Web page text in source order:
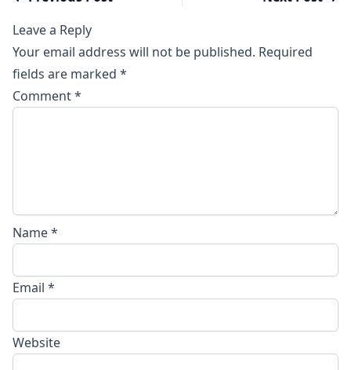
Leave a Reply
Your email address will not be published. Required
fields are marked *
Comment*
Name*
Email *
Website